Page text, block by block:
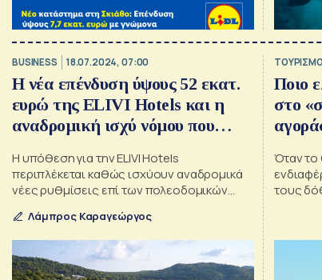
BUSINESS 18.07.2024, 07:00
Η νέα επένδυση ύψους 52 εκατ.
ευρώ της ELIVI Hotels και η
αναδρομική ισχύ νόμου που
Η υπόθεση για την ELIVI Hotels
περιπλέκεται καθώς ισχύουν αναδρομικά
νέες ρυθμίσεις επί των πολεοδομικών
Λάμπρος Καραγεώργος
Ποιο
στο
Όταν το
τους